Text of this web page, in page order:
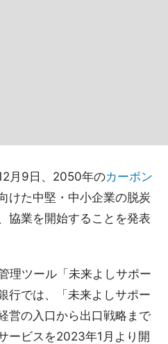
月9日、2050年のカーボン
けた中堅・中小企業の脱炭
協業を開始することを発表
理ツール「未来よしサポー
行では、「未来よしサポー
営の入口から出口戦略まで
ービスを2023年1月より開